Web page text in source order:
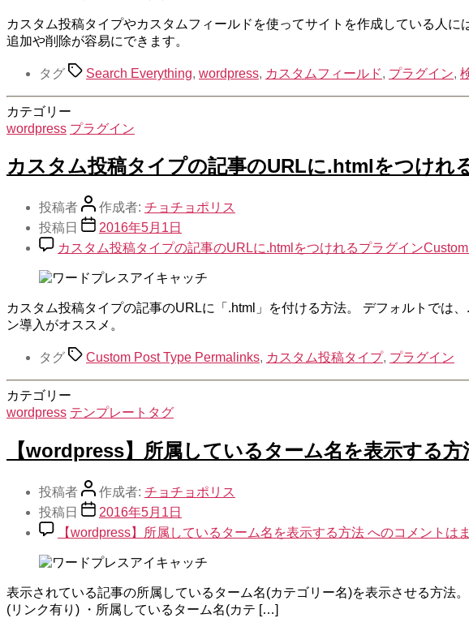
カスタム投稿タイプやカスタムフィールドを使ってサイトを作成している人
追加や削除が容易にできます。
タグ Search Everything, wordpress, カスタムフィールド, プラグイン,
カテゴリー
wordpress プラグイン
カスタム投稿タイプの記事のURLに.htmlをつけ
投稿者 作成者: チョチョポリス
投稿日
2016年5月1日
カスタム投稿タイプの記事のURLに.htmlをつけれるプラグイン
カスタム投稿タイプの記事のURLに「.html」を付ける方法。 デフォルトでは
ン導入がオススメ。
タグ Custom Post Type Permalinks, カスタム投稿タイプ, プラグイン
カテゴリー
wordpress テンプレートタグ
【wordpress】所属しているターム名を表示する方
投稿者 作成者: チョチョポリス
投稿日
2016年5月1日
【wordpress】所属しているターム名を表示する方法 へのコメントは
表示されている記事の所属しているターム名(カテゴリー名)を表示させる方法
(リンク有り) ・所属しているターム名(カテ […]